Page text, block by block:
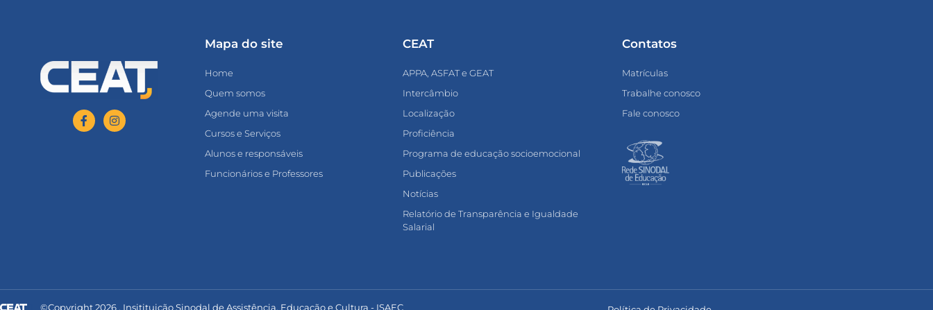
Mapa do site
Home
Quem somos
Agende uma visita
Cursos e Serviços
Alunos e responsáveis
Funcionários e Professores
CEAT
APPA, ASFAT e GEAT
Intercâmbio
Localização
Proficiência
Programa de educação socioemocional
Publicações
Notícias
Relatório de Transparência e Igualdade
Salarial
Contatos
Matrículas
Trabalhe conosco
Fale conosco
©Copyright 2026 . Insitituição Sinodal de Assistência, Educação e Cultura - ISAEC